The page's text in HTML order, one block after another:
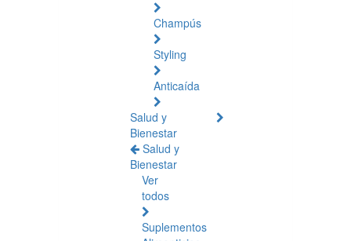
Champús
Styling
Anticaída
Salud y
Bienestar
Salud y
Bienestar
Ver
todos
Suplementos